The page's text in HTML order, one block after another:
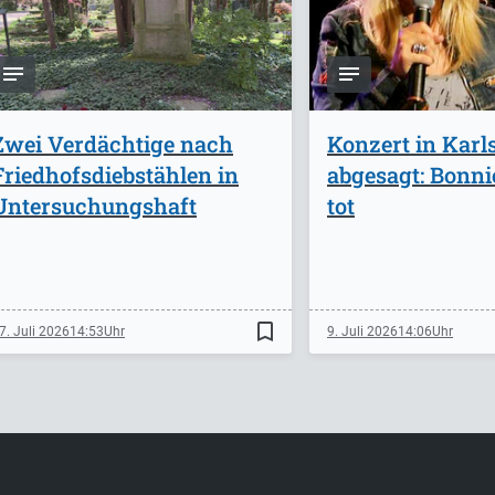
Verdächtige nach
in
Juli 202614:53 bookmark_border
Konzert in
abgesagt:
tot
9. Juli 202614:06